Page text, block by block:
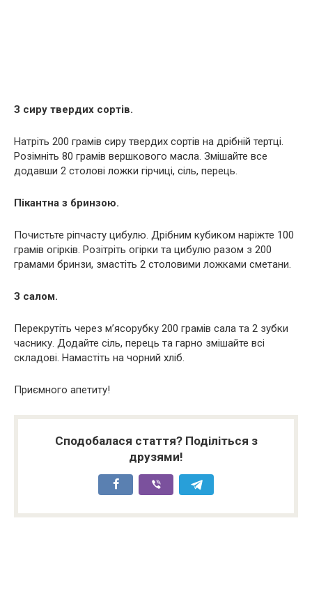
З сиру твердих сортів.
Натріть 200 грамів сиру твердих сортів на дрібній тертці.
Розімніть 80 грамів вершкового масла. Змішайте все
додавши 2 столові ложки гірчиці, сіль, перець.
Пікантна з бринзою.
Почистьте ріпчасту цибулю. Дрібним кубиком наріжте 100
грамів огірків. Розітріть огірки та цибулю разом з 200
грамами бринзи, змастіть 2 столовими ложками сметани.
З салом.
Перекрутіть через м’ясорубку 200 грамів сала та 2 зубки
часнику. Додайте сіль, перець та гарно змішайте всі
складові. Намастіть на чорний хліб.
Приємного апетиту!
Сподобалася стаття? Поділіться з
друзями!